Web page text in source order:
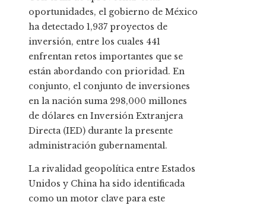
oportunidades, el gobierno de México
ha detectado 1,937 proyectos de
inversión, entre los cuales 441
enfrentan retos importantes que se
están abordando con prioridad. En
conjunto, el conjunto de inversiones
en la nación suma 298,000 millones
de dólares en Inversión Extranjera
Directa (IED) durante la presente
administración gubernamental.
La rivalidad geopolítica entre Estados
Unidos y China ha sido identificada
como un motor clave para este